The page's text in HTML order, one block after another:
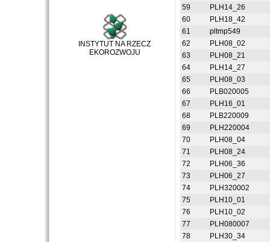
INSTYTUT NA RZECZ
EKOROZWOJU
59
PLH14_26
60
PLH18_42
61
pltmp549
62
PLH08_02
63
PLH08_21
64
PLH14_27
65
PLH08_03
66
PLB020005
67
PLH16_01
68
PLB220009
69
PLH220004
70
PLH08_04
71
PLH08_24
72
PLH06_36
73
PLH06_27
74
PLH320002
75
PLH10_01
76
PLH10_02
77
PLH080007
78
PLH30_34